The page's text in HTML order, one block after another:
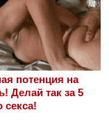
потенция на
Делай так за 5
секса!